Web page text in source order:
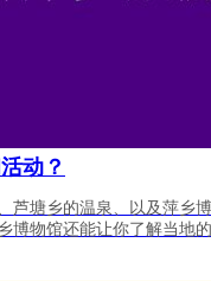
动？
芦塘乡的温泉、以及萍乡
物馆还能让你了解当地的